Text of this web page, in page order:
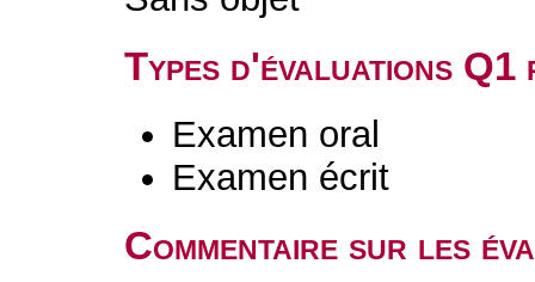
Types d'évaluations
Examen oral
Examen écrit
Commentaire sur les